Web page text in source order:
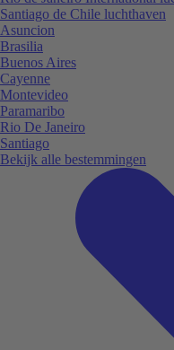
Santiago de Chile luchthaven
Asuncion
Brasilia
Buenos Aires
Cayenne
Montevideo
Paramaribo
Rio De Janeiro
Santiago
Bekijk alle bestemmingen